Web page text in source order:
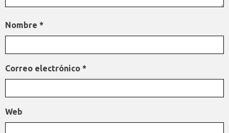
Nombre *
Correo electrónico *
Web